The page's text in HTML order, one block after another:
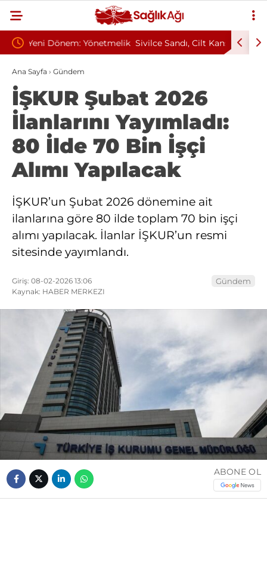
Sivilce Sandı, Cilt Kanseri Çıktı: Ameliyattan 60
Dikişle Uyandı
Baş
Ana Sayfa › Gündem
İŞKUR Şubat 2026
İlanlarını Yayımladı:
80 İlde 70 Bin İşçi
Alımı Yapılacak
İŞKUR’un Şubat 2026 dönemine ait
ilanlarına göre 80 ilde toplam 70 bin işçi
alımı yapılacak. İlanlar İŞKUR’un resmi
sitesinde yayımlandı.
Giriş: 08-02-2026 13:06
Kaynak: HABER MERKEZI
Gündem
ABONE OL